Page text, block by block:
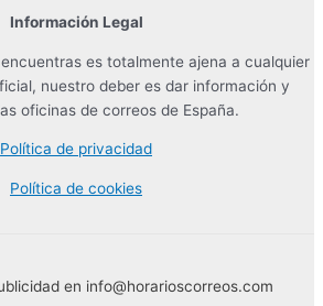
Información Legal
es totalmente ajena a cualquier
nuestro deber es dar información y
oficinas de correos de España.
Política de privacidad
Política de cookies
en info@horarioscorreos.com